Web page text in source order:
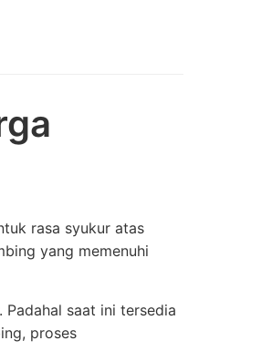
rasa syukur atas
yang memenuhi
saat ini tersedia
proses